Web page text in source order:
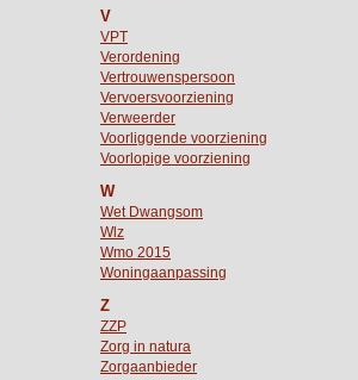
V
VPT
Verordening
Vertrouwenspersoon
Vervoersvoorziening
Verweerder
Voorliggende voorziening
Voorlopige voorziening
W
Wet Dwangsom
Wlz
Wmo 2015
Woningaanpassing
Z
ZZP
Zorg in natura
Zorgaanbieder